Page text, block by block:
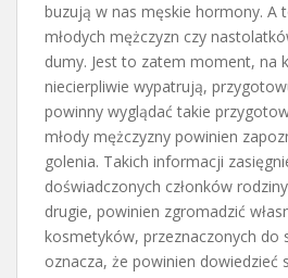
buzują w nas męskie hormony. A
młodych mężczyzn czy
dumy. Jest to zatem moment, na
niecierpliwie wypatrują,
powinny wyglądać takie
młody mężczyzny powinien
golenia. Takich informacji
doświadczonych członków
drugie, powinien zgromadzić
kosmetyków, przeznaczonych do
oznacza, że powinien dowiedzieć